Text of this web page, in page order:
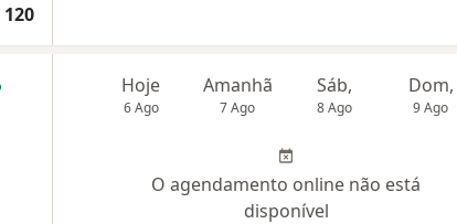
120
Hoje
6 Ago
Amanhã
7 Ago
Sáb,
8 Ago
Dom,
9 Ago
O agendamento online não está
disponível